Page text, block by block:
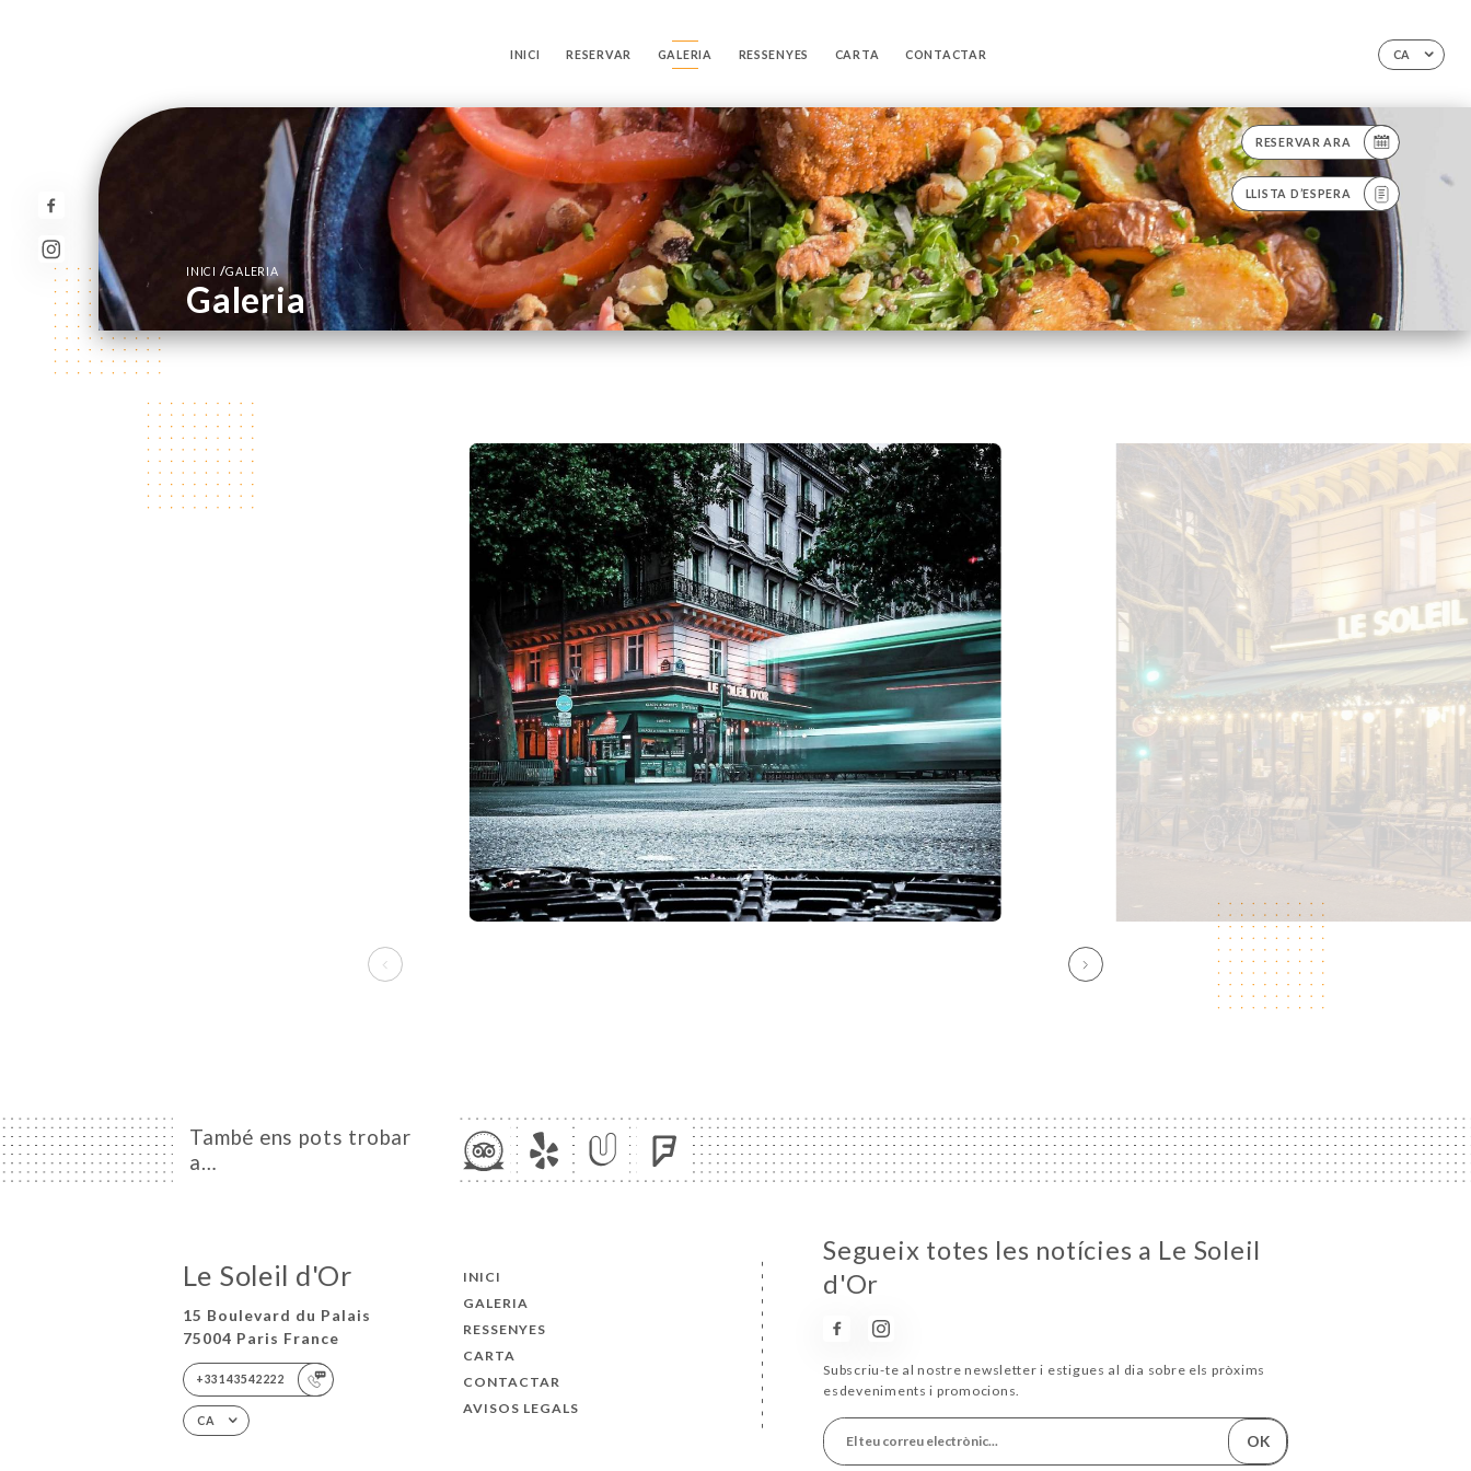
CA
INICI RESERVAR GALERIA RESSENYES CARTA CONTACTAR
RESERVAR ARA
LLISTA D’ESPERA
INICI /GALERIA
Galeria
També ens pots trobar
a…
Le Soleil d'Or
15 Boulevard du Palais
75004 Paris France
+33143542222
CA
INICI
GALERIA
RESSENYES
CARTA
CONTACTAR
AVISOS LEGALS
Segueix totes les notícies a Le Soleil
d'Or
Subscriu-te al nostre newsletter i estigues al dia sobre els pròxims
esdeveniments i promocions.
OK